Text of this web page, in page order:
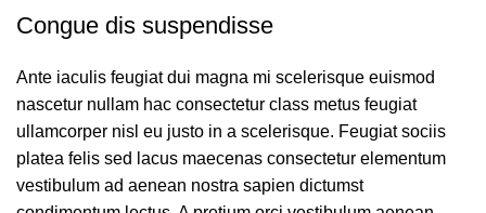
Congue dis suspendisse
Ante iaculis feugiat dui magna mi scelerisque euismod
nascetur nullam hac consectetur class metus feugiat
ullamcorper nisl eu justo in a scelerisque. Feugiat sociis
platea felis sed lacus maecenas consectetur elementum
vestibulum ad aenean nostra sapien dictumst